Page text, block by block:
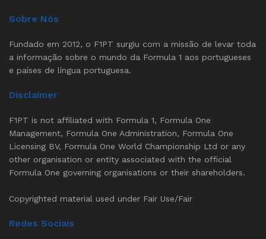
Sobre Nós
Fundado em 2012, o F1PT surgiu com a missão de levar toda
a informação sobre o mundo da Formula 1 aos portugueses
e países de língua portuguesa.
Disclaimer
F1PT is not affiliated with Formula 1, Formula One
Management, Formula One Administration, Formula One
Licensing BV, Formula One World Championship Ltd or any
other organisation or entity associated with the official
Formula One governing organisations or their shareholders.
Copyrighted material used under Fair Use/Fair
Redes Sociais